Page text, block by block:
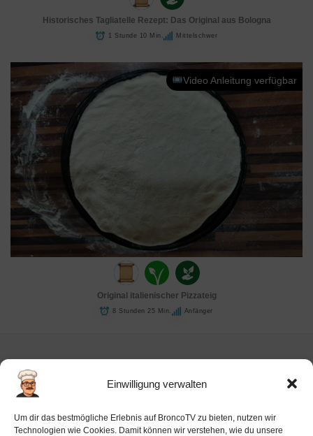
Einwilligung verwalten
Um dir das bestmögliche Erlebnis auf BroncoTV zu bieten, nutzen wir
Technologien wie Cookies. Damit können wir verstehen, wie du unsere
Historisches Tagliatelle Rezept: Das Original aus Bologna
1 Stunde 10 Min. Mittelschwer
Video Anleitung verfügbar
Original italienischer Pizzateig
8 Stunden 25 Min. Anfänger
Datenschutz-Haftung